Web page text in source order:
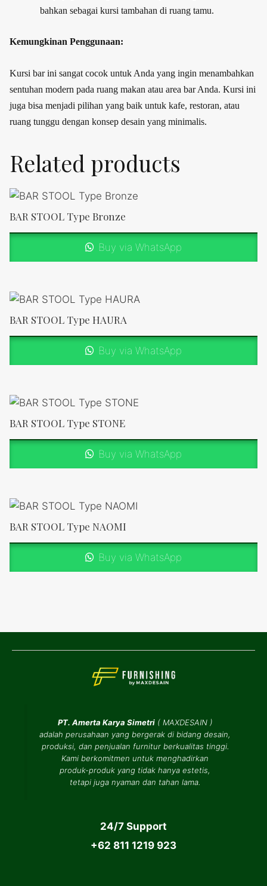
bahkan sebagai kursi tambahan di ruang tamu.
Kemungkinan Penggunaan:
Kursi bar ini sangat cocok untuk Anda yang ingin menambahkan
sentuhan modern pada ruang makan atau area bar Anda. Kursi ini
juga bisa menjadi pilihan yang baik untuk kafe, restoran, atau
ruang tunggu dengan konsep desain yang minimalis.
Related products
BAR STOOL Type Bronze
Buy via WhatsApp
BAR STOOL Type HAURA
Buy via WhatsApp
BAR STOOL Type STONE
Buy via WhatsApp
BAR STOOL Type NAOMI
Buy via WhatsApp
PT. Amerta Karya Simetri( MAXDESAIN)
adalah perusahaan yang bergerak di bidang desain,
produksi, dan penjualan furnitur berkualitas tinggi.
Kami berkomitmen untuk menghadirkan
produk-produk yang tidak hanya estetis,
tetapi juga nyaman dan tahan lama.
24/7 Support
+62 811 1219 923